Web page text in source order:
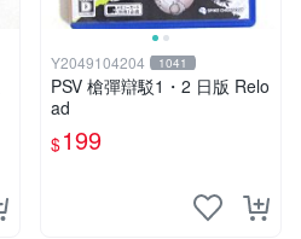
Y2049104204 1041
PSV 槍彈辯駁1・2 日版 Relo
ad
$199